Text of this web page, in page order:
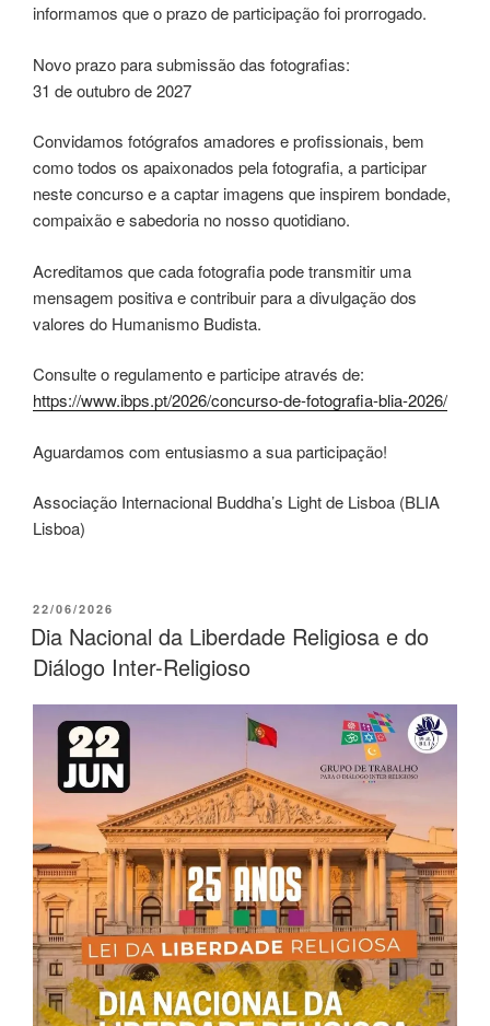
informamos que o prazo de participação foi prorrogado.
Novo prazo para submissão das fotografias:
31 de outubro de 2027
Convidamos fotógrafos amadores e profissionais, bem
como todos os apaixonados pela fotografia, a participar
neste concurso e a captar imagens que inspirem bondade,
compaixão e sabedoria no nosso quotidiano.
Acreditamos que cada fotografia pode transmitir uma
mensagem positiva e contribuir para a divulgação dos
valores do Humanismo Budista.
Consulte o regulamento e participe através de:
https://www.ibps.pt/2026/concurso-de-fotografia-blia-2026/
Aguardamos com entusiasmo a sua participação!
Associação Internacional Buddha’s Light de Lisboa (BLIA
Lisboa)
22/06/2026
Dia Nacional da Liberdade Religiosa e do
Diálogo Inter-Religioso